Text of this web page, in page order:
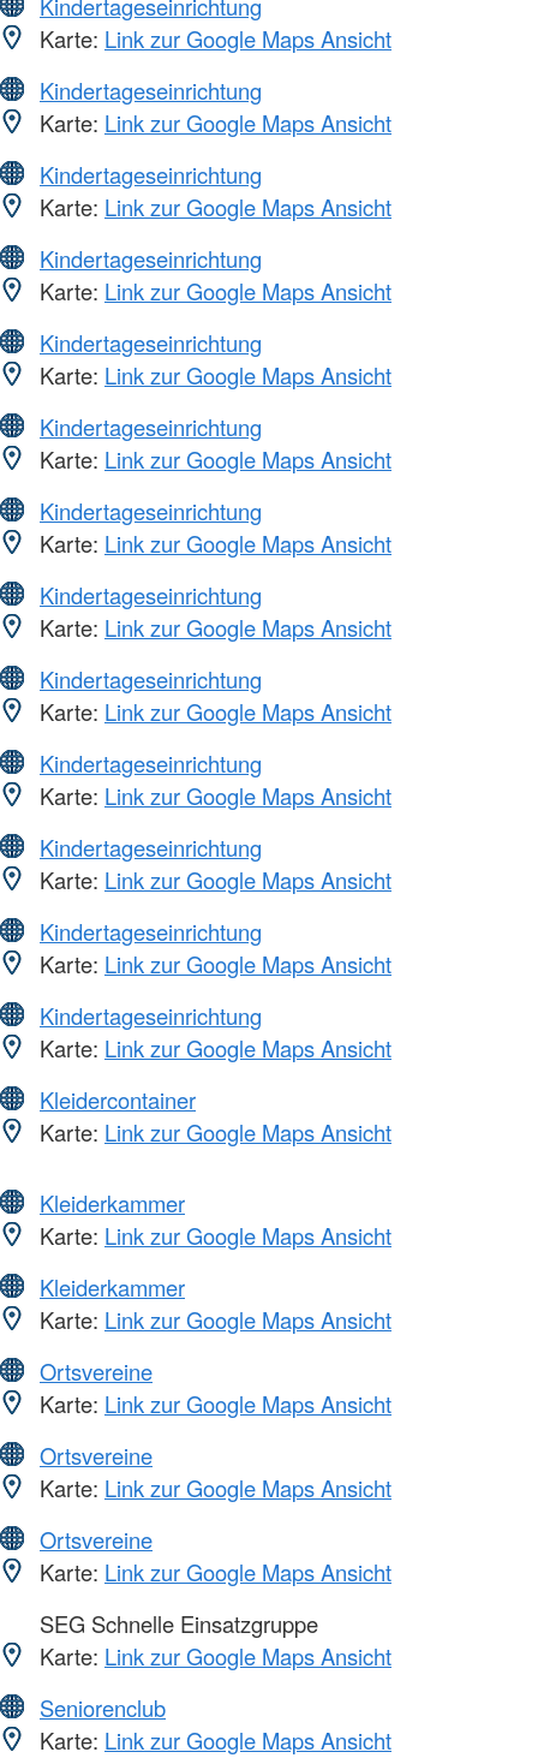
Karte: Link zur Google Maps Ansicht
Kindertageseinrichtung
Karte: Link zur Google Maps Ansicht
Kindertageseinrichtung
Karte: Link zur Google Maps Ansicht
Kindertageseinrichtung
Karte: Link zur Google Maps Ansicht
Kindertageseinrichtung
Karte: Link zur Google Maps Ansicht
Kindertageseinrichtung
Karte: Link zur Google Maps Ansicht
Kindertageseinrichtung
Karte: Link zur Google Maps Ansicht
Kindertageseinrichtung
Karte: Link zur Google Maps Ansicht
Kindertageseinrichtung
Karte: Link zur Google Maps Ansicht
Kindertageseinrichtung
Karte: Link zur Google Maps Ansicht
Kindertageseinrichtung
Karte: Link zur Google Maps Ansicht
Kindertageseinrichtung
Karte: Link zur Google Maps Ansicht
Kindertageseinrichtung
Karte: Link zur Google Maps Ansicht
Kleidercontainer
Karte: Link zur Google Maps Ansicht
Kleiderkammer
Karte: Link zur Google Maps Ansicht
Kleiderkammer
Karte: Link zur Google Maps Ansicht
Ortsvereine
Karte: Link zur Google Maps Ansicht
Ortsvereine
Karte: Link zur Google Maps Ansicht
Ortsvereine
Karte: Link zur Google Maps Ansicht
SEG Schnelle Einsatzgruppe
Karte: Link zur Google Maps Ansicht
Seniorenclub
Karte: Link zur Google Maps Ansicht